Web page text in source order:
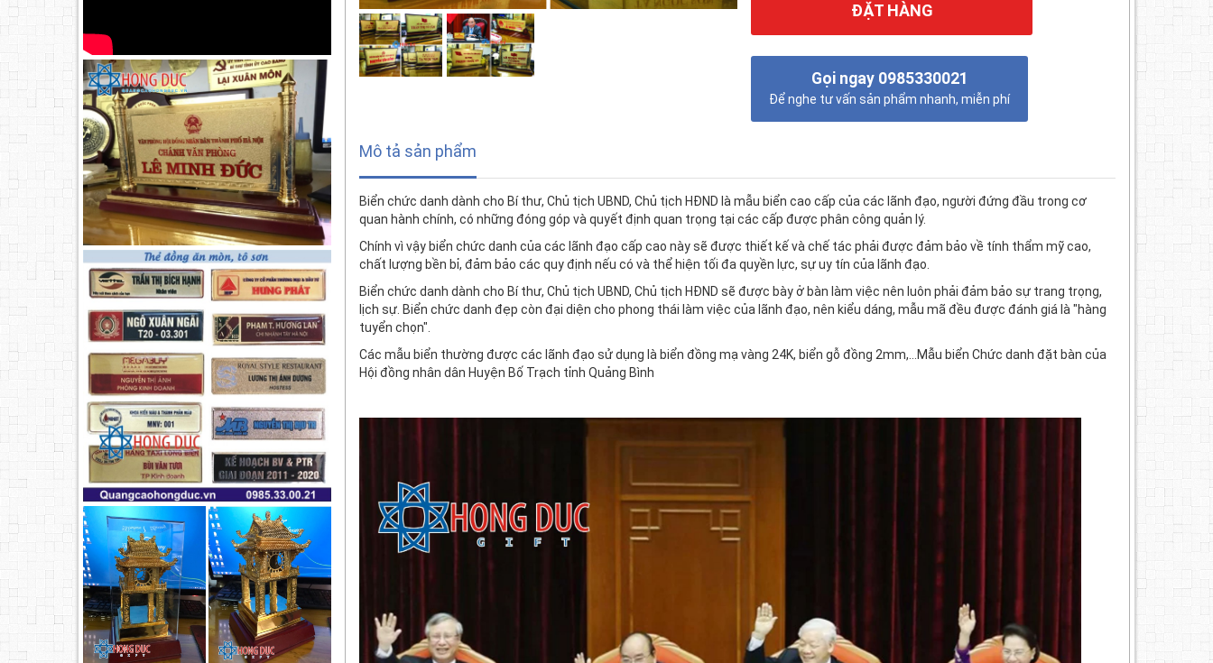
ĐẶT HÀNG
Gọi ngay 0985330021
Để nghe tư vấn sản phẩm nhanh, miễn phí
Mô tả sản phẩm
Biển chức danh dành cho Bí thư, Chủ tịch UBND, Chủ tịch HĐND là mẫu biển cao cấp của các lãnh đạo, người đứng đầu trong cơ
quan hành chính, có những đóng góp và quyết định quan trọng tại các cấp được phân công quản lý.
Chính vì vậy biển chức danh của các lãnh đạo cấp cao này sẽ được thiết kế và chế tác phải được đảm bảo về tính thẩm mỹ cao,
chất lượng bền bỉ, đảm bảo các quy định nếu có và thể hiện tối đa quyền lực, sự uy tín của lãnh đạo.
Biển chức danh dành cho Bí thư, Chủ tịch UBND, Chủ tịch HĐND sẽ được bày ở bàn làm việc nên luôn phải đảm bảo sự trang trọng,
lịch sự. Biển chức danh đẹp còn đại diện cho phong thái làm việc của lãnh đạo, nên kiểu dáng, mẫu mã đều được đánh giá là "hàng
tuyển chọn".
Các mẫu biển thường được các lãnh đạo sử dụng là biển đồng mạ vàng 24K, biển gỗ đồng 2mm,...Mẫu biển Chức danh đặt bàn của
Hội đồng nhân dân Huyện Bố Trạch tỉnh Quảng Bình